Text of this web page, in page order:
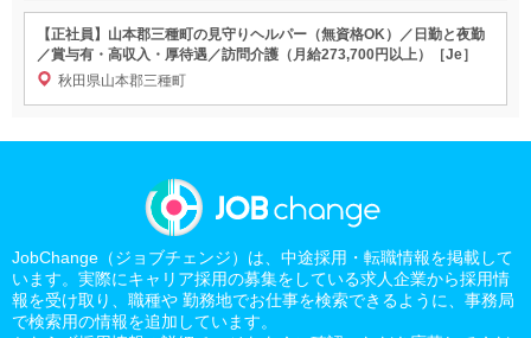
【正社員】山本郡三種町の見守りヘルパー（無資格OK）／日勤と夜勤
／賞与有・高収入・厚待遇／訪問介護（月給273,700円以上）［Je］
秋田県山本郡三種町
JobChange（ジョブチェンジ）は、中途採用・転職情報を掲載して
います。実際にキャリア採用の募集をしている求人企業から採用情
報を受け取り、職種や 勤務地でお仕事を検索できるように、事務局
で検索用の情報を追加しています。